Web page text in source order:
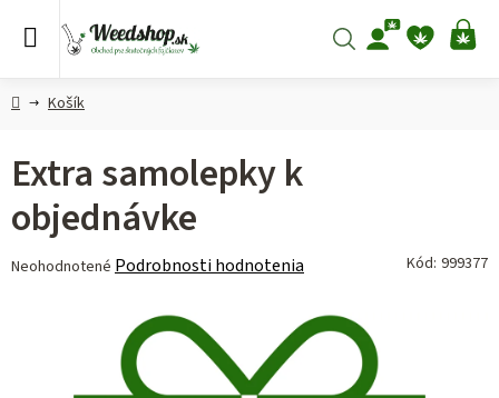
Hľadať
DomovKošík
Extra samolepky k
objednávke
Priemerné
Neohodnotené Podrobnosti hodnotenia Kód: 999377